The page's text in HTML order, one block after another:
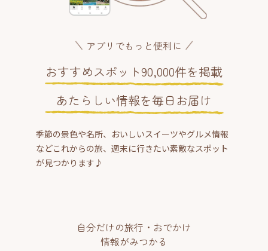
アプリでもっと便利に
おすすめスポット90,000件を掲載
あたらしい情報を毎日お届け
季節の景色や名所、おいしいスイーツやグルメ情報
などこれからの旅、週末に行きたい素敵なスポット
が見つかります♪
自分だけの旅行・おでかけ
情報がみつかる